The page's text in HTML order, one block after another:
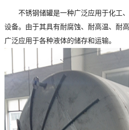
不锈钢储罐是一种广泛应用于化工
设备。由于其具有耐腐蚀、耐高温、耐
广泛应用于各种液体的储存和运输。